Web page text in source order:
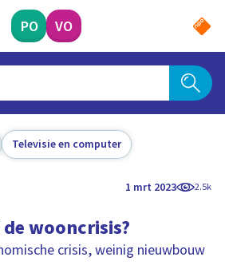
PO VO
Televisie en computer
1 mrt 2023 2.5k
wooncrisis?
crisis, weinig nieuwbouw